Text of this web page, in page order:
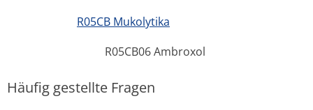
R05CB Mukolytika
R05CB06 Ambroxol
Häufig gestellte Fragen